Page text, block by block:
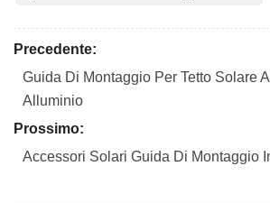
Precedente:
Guida Di Montaggio Per Tetto Solare
Alluminio
Prossimo:
Accessori Solari Guida Di Montaggio